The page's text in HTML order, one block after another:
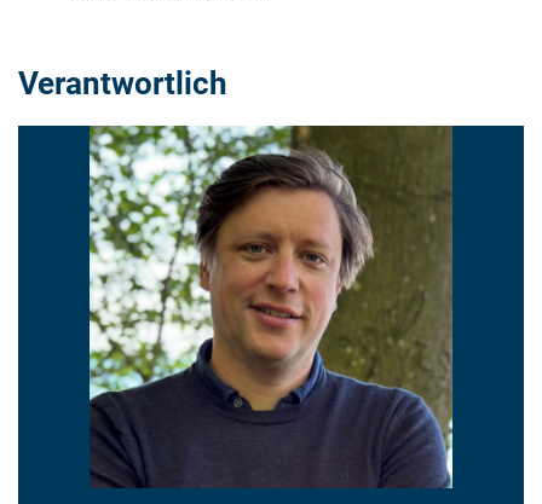
Verantwortlich